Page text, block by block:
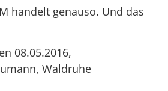
handelt genauso. Und das
08.05.2016,
Waldruhe